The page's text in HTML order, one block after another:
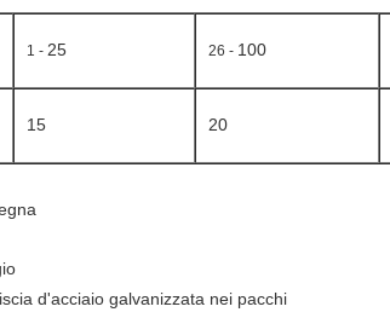
1 - 25 26 - 100
15 20
d'acciaio galvanizzata nei pacchi